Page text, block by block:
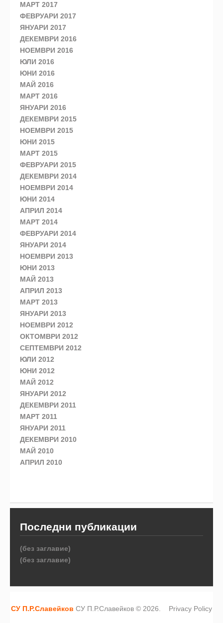
МАРТ 2017
ФЕВРУАРИ 2017
ЯНУАРИ 2017
ДЕКЕМВРИ 2016
НОЕМВРИ 2016
ЮЛИ 2016
ЮНИ 2016
МАЙ 2016
МАРТ 2016
ЯНУАРИ 2016
ДЕКЕМВРИ 2015
НОЕМВРИ 2015
ЮНИ 2015
МАРТ 2015
ФЕВРУАРИ 2015
ДЕКЕМВРИ 2014
НОЕМВРИ 2014
ЮНИ 2014
АПРИЛ 2014
МАРТ 2014
ФЕВРУАРИ 2014
ЯНУАРИ 2014
НОЕМВРИ 2013
ЮНИ 2013
МАЙ 2013
АПРИЛ 2013
МАРТ 2013
ЯНУАРИ 2013
НОЕМВРИ 2012
ОКТОМВРИ 2012
СЕПТЕМВРИ 2012
ЮЛИ 2012
ЮНИ 2012
МАЙ 2012
ЯНУАРИ 2012
ДЕКЕМВРИ 2011
МАРТ 2011
ЯНУАРИ 2011
ДЕКЕМВРИ 2010
МАЙ 2010
АПРИЛ 2010
Последни публикации
(без заглавие)
(без заглавие)
СУ П.Р.Славейков СУ П.Р.Славейков © 2026. Privacy Policy